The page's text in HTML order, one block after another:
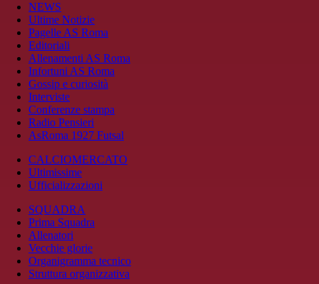
NEWS
Ultime Notizie
Pagelle AS Roma
Editoriali
Allenamenti AS Roma
Infortuni AS Roma
Gossip e curiosità
Interviste
Conferenze stampa
Radio Pensieri
AsRoma 1927 Futsal
CALCIOMERCATO
Ultimissime
Ufficializzazioni
SQUADRA
Prima Squadra
Allenatori
Vecchie glorie
Organigramma tecnico
Struttura organizzativa